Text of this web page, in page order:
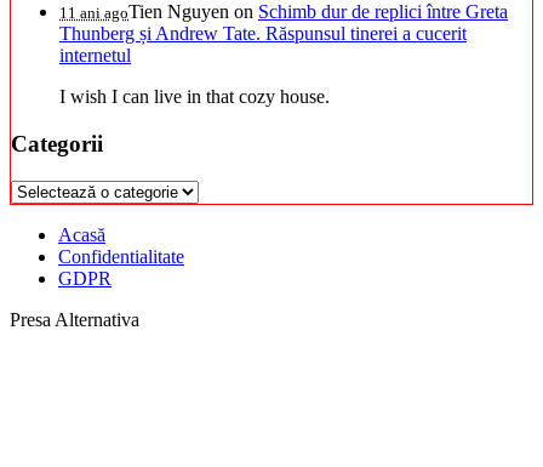
11 ani agoTien Nguyen on Schimb dur de replici între Greta
Thunberg și Andrew Tate. Răspunsul tinerei a cucerit
internetul
I wish I can live in that cozy house.
Categorii
Categorii
Acasă
Confidentialitate
GDPR
Presa Alternativa